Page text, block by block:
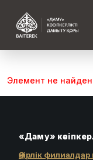
Элемент не
«Даму»
Өңірлік